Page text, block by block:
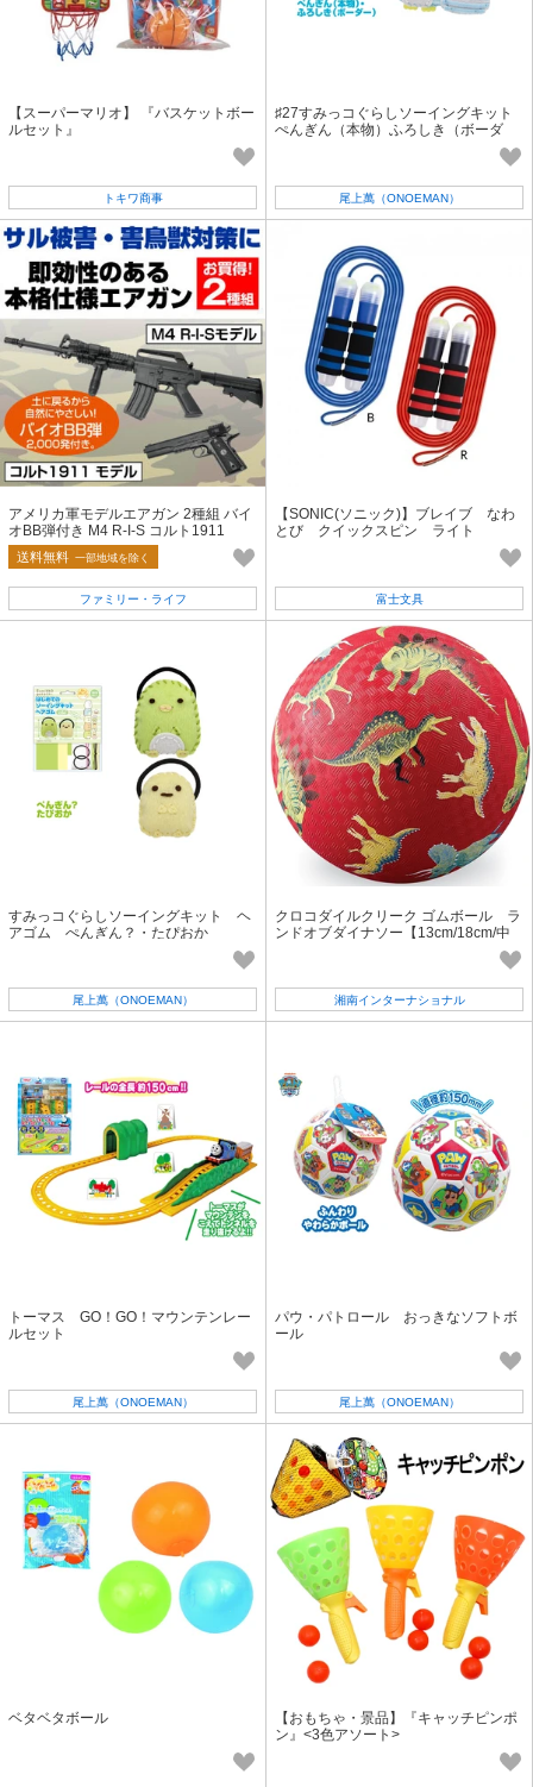
【スーパーマリオ】 『バスケットボー
ルセット』
トキワ商事
♯27すみっコぐらしソーイングキット
ぺんぎん（本物）ふろしき（ボーダ
尾上萬（ONOEMAN）
アメリカ軍モデルエアガン 2種組 バイ
オBB弾付き M4 R-I-S コルト1911
送料無料 一部地域を除く
ファミリー・ライフ
【SONIC(ソニック)】ブレイブ なわ
とび クイックスピン ライト
富士文具
すみっコぐらしソーイングキット ヘ
アゴム ぺんぎん？・たぴおか
尾上萬（ONOEMAN）
クロコダイルクリーク ゴムボール ラ
ンドオブダイナソー【13cm/18cm/中
湘南インターナショナル
トーマス GO！GO！マウンテンレー
ルセット
尾上萬（ONOEMAN）
パウ・パトロール おっきなソフトボ
ール
尾上萬（ONOEMAN）
ベタベタボール
【おもちゃ・景品】『キャッチピンポ
ン』<3色アソート>